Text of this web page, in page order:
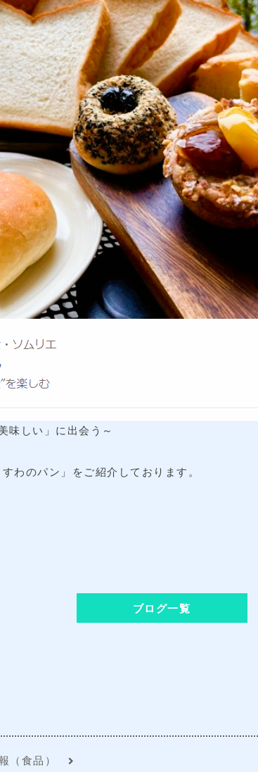
味しい」に出会う～
わのパン」をご紹介しております。
ブログ一覧
（食品）